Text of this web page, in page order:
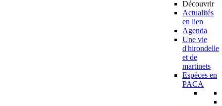
Découvrir
Actualités
en lien
Agenda
Une vie
d'hirondelle
et de
martinets
Espèces en
PACA